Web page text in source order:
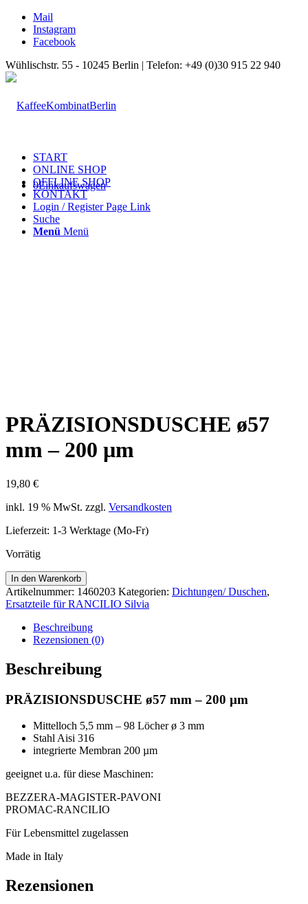
Mail
Instagram
Facebook
Wühlischstr. 55 - 10245 Berlin | Telefon: +49 (0)30 915 22 940
0Einkaufswagen
START
ONLINE SHOP
OFFLINE SHOP
KONTAKT
Login / Register Page Link
Suche
Menü Menü
PRÄZISIONSDUSCHE ø57
mm – 200 µm
19,80 €
inkl. 19 % MwSt. zzgl. Versandkosten
Lieferzeit: 1-3 Werktage (Mo-Fr)
Vorrätig
PRÄZISIONSDUSCHE
ø57
mm
In den Warenkorb
Artikelnummer: 1460203 Kategorien: Dichtungen/ Duschen,
Ersatzteile für RANCILIO Silvia
Beschreibung
Rezensionen (0)
Beschreibung
PRÄZISIONSDUSCHE ø57 mm – 200 µm
Mittelloch 5,5 mm – 98 Löcher ø 3 mm
Stahl Aisi 316
integrierte Membran 200 µm
geeignet u.a. für diese Maschinen:
BEZZERA-MAGISTER-PAVONI
PROMAC-RANCILIO
Für Lebensmittel zugelassen
Made in Italy
Rezensionen